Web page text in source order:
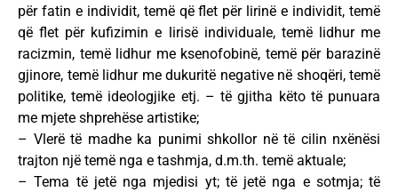
për fatin e individit, temë që flet për lirinë e individit, temë
që flet për kufizimin e lirisë individuale, temë lidhur me
racizmin, temë lidhur me ksenofobinë, temë për barazinë
gjinore, temë lidhur me dukuritë negative në shoqëri, temë
politike, temë ideologjike etj. – të gjitha këto të punuara
me mjete shprehëse artistike;
– Vlerë të madhe ka punimi shkollor në të cilin nxënësi
trajton një temë nga e tashmja, d.m.th. temë aktuale;
– Tema të jetë nga mjedisi yt; të jetë nga e sotmja; të